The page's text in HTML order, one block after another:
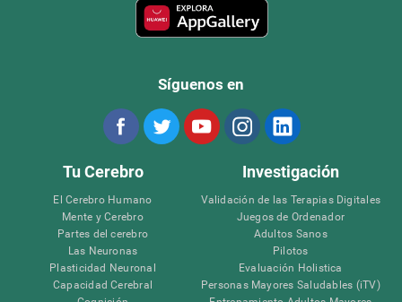
Síguenos en
Tu Cerebro
El Cerebro Humano
Mente y Cerebro
Partes del cerebro
Las Neuronas
Plasticidad Neuronal
Capacidad Cerebral
Investigación
Validación de las Terapias Digitales
Juegos de Ordenador
Adultos Sanos
Pilotos
Evaluación Holistica
Personas Mayores Saludables (iTV)